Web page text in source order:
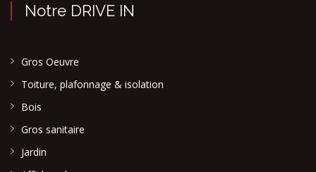
Notre DRIVE IN
Gros Oeuvre
Toiture, plafonnage & isolation
Bois
Gros sanitaire
Jardin